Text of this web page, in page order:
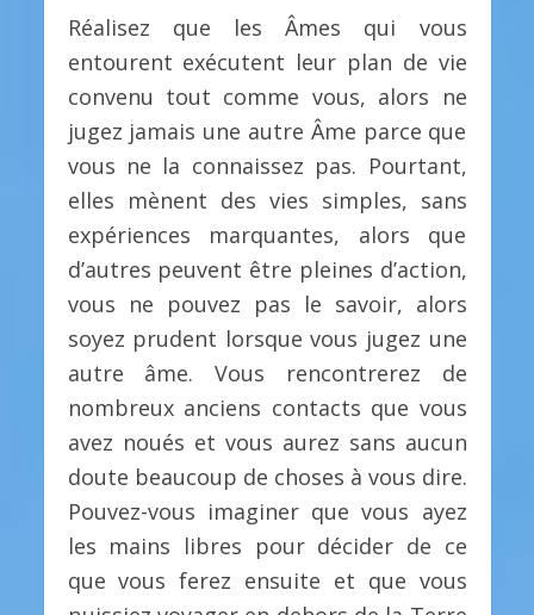
Réalisez que les Âmes qui vous
entourent exécutent leur plan de vie
convenu tout comme vous, alors ne
jugez jamais une autre Âme parce que
vous ne la connaissez pas. Pourtant,
elles mènent des vies simples, sans
expériences marquantes, alors que
d’autres peuvent être pleines d’action,
vous ne pouvez pas le savoir, alors
soyez prudent lorsque vous jugez une
autre âme. Vous rencontrerez de
nombreux anciens contacts que vous
avez noués et vous aurez sans aucun
doute beaucoup de choses à vous dire.
Pouvez-vous imaginer que vous ayez
les mains libres pour décider de ce
que vous ferez ensuite et que vous